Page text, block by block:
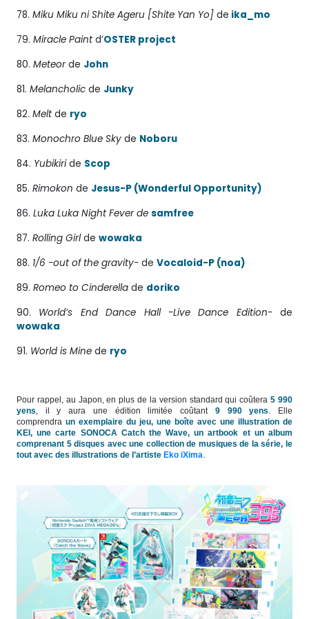
78. Miku Miku ni Shite Ageru [Shite Yan Yo] de ika_mo
79. Miracle Paint d’OSTER project
80. Meteorde John
81. Melancholic de Junky
82. Melt de ryo
83. Monochro Blue Sky de Noboru
84. Yubikiride Scop
85. Rimokon de Jesus-P (Wonderful Opportunity)
86. Luka Luka Night Fever de samfree
87. Rolling Girlde wowaka
88. 1/6 -out of the gravity- de Vocaloid-P (noa)
89. Romeo to Cinderella de doriko
90. World’s End Dance Hall -Live Dance Edition-de
wowaka
91. World is Mine de ryo
Pour rappel, au Japon, en plus de la version standard qui coûtera5 990
yens , il y aura une édition limitée coûtant 9 990 yens . Elle
comprendra un exemplaire du jeu, une boîte avec une illustration de
KEI, une carte SONOCA Catch the Wave, un artbook et un album
comprenant 5 disques avec une collection de musiques de la série, le
tout avec des illustrations de l’artiste Eko iXima